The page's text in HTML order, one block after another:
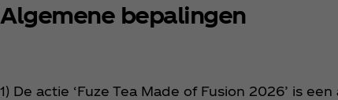
Algemene bepalingen
1) De actie ‘Fuze Tea Made of Fusion 2026’ is